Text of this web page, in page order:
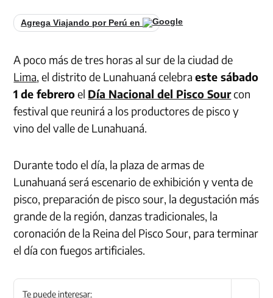
Agrega Viajando por Perú en
A poco más de tres horas al sur de la ciudad de
Lima , el distrito de Lunahuaná celebraeste sábado
1 de febreroel Día Nacional del Pisco Sourcon
festival que reunirá a los productores de pisco y
vino del valle de Lunahuaná.
Durante todo el día, la plaza de armas de
Lunahuaná será escenario de exhibición y venta de
pisco, preparación de pisco sour, la degustación más
grande de la región, danzas tradicionales, la
coronación de la Reina del Pisco Sour, para terminar
el día con fuegos artificiales.
Te puede interesar: